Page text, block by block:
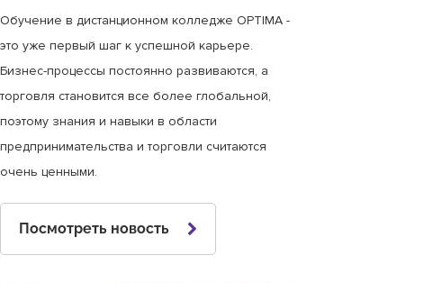
Обучение в дистанционном колледже OPTIMA -
это уже первый шаг к успешной карьере.
Бизнес-процессы постоянно развиваются, а
торговля становится все более глобальной,
поэтому знания и навыки в области
предпринимательства и торговли считаются
очень ценными.
Посмотреть новость